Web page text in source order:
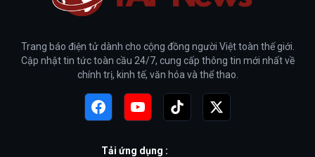
Trang báo điện tử dành cho cộng đồng người Việt toàn thế giới.
Cập nhật tin tức toàn cầu 24/7, cung cấp thông tin mới nhất về
chính trị, kinh tế, văn hóa và thể thao.
Tải ứng dụng :